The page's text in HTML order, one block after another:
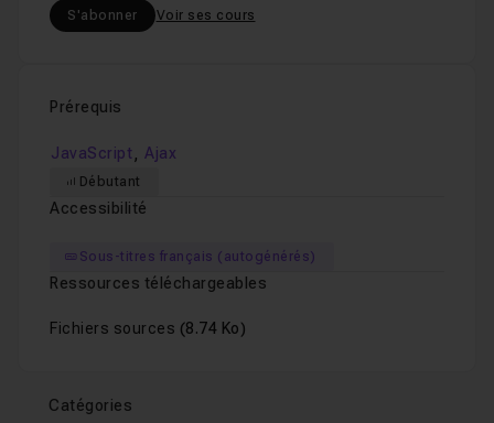
S'abonner Voir ses cours
Prérequis
JavaScript, Ajax
Débutant
Accessibilité
Sous-titres français (autogénérés)
Ressources téléchargeables
Fichiers sources (8.74 Ko)
Catégories